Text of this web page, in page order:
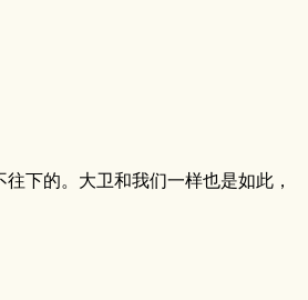
下的。大卫和我们一样也是如此，